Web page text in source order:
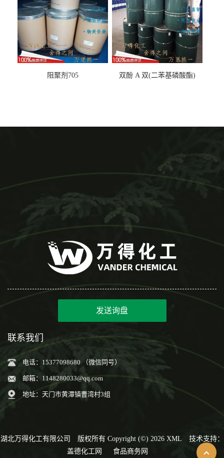
阻聚剂705 双酚 A 双(二苯基磷酸酯)
发送询盘
联系我们
电话：15377098680 （微信同号）
邮箱： 1148280033@qq.com
地址：天门市黄潭镇曹湾村3组
湖北万得化工有限公司 版权所有 Copyright (©) 2026 XML
技术支持：
盖德化工网
食品商务网